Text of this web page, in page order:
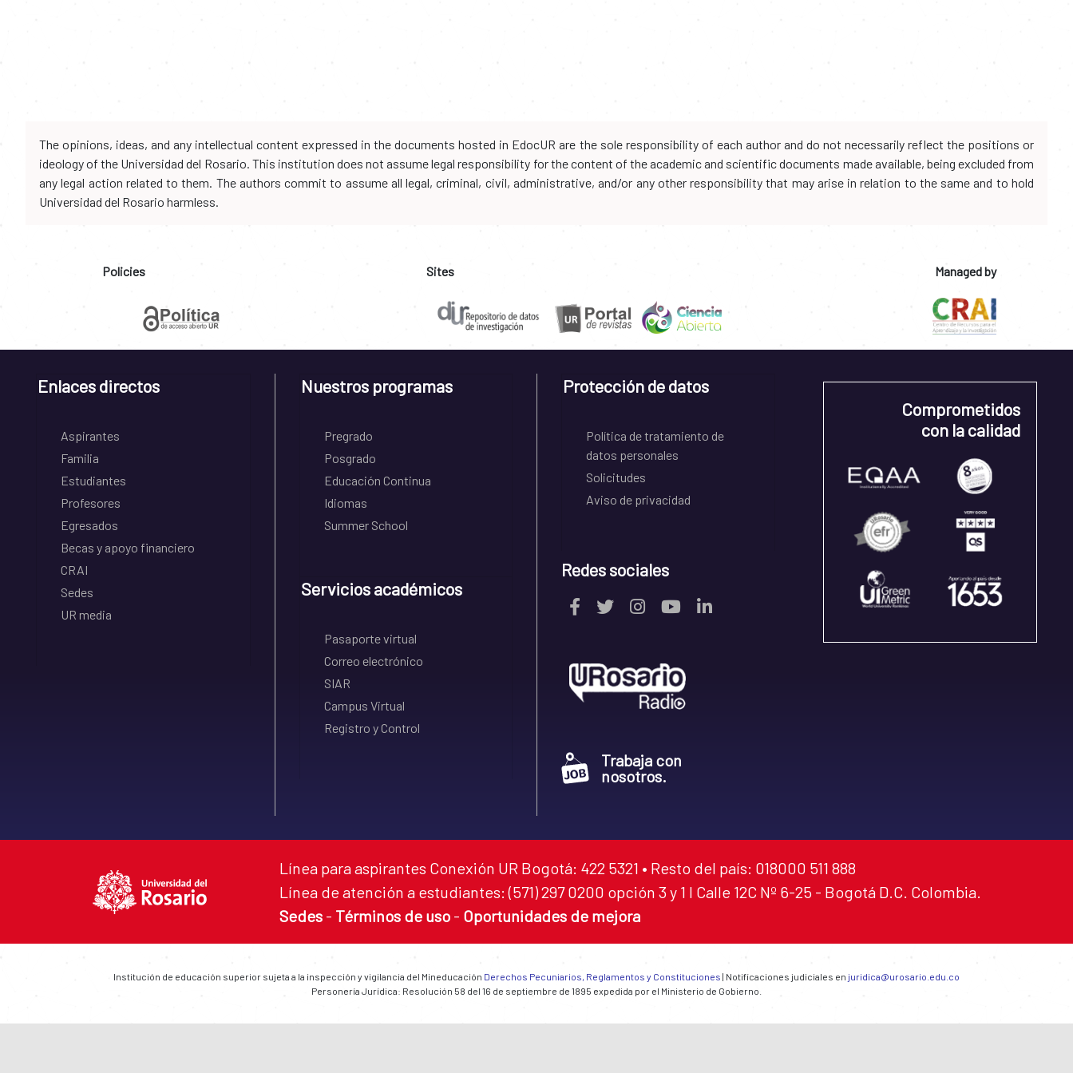
The opinions, ideas, and any intellectual content expressed in the documents hosted in EdocUR are the sole responsibility of each author and do not necessarily reflect the positions or
ideology of the Universidad del Rosario. This institution does not assume legal responsibility for the content of the academic and scientific documents made available, being excluded from
any legal action related to them. The authors commit to assume all legal, criminal, civil, administrative, and/or any other responsibility that may arise in relation to the same and to hold
Universidad del Rosario harmless.
Policies Sites Managed by
Enlaces directos
Aspirantes
Familia
Estudiantes
Profesores
Egresados
Becas y apoyo financiero
CRAI
Sedes
UR media
Nuestros programas
Pregrado
Posgrado
Educación Continua
Idiomas
Summer School
Servicios académicos
Pasaporte virtual
Correo electrónico
SIAR
Campus Virtual
Registro y Control
Protección de datos
Política de tratamiento de
datos personales
Solicitudes
Aviso de privacidad
Redes sociales
Trabaja con
nosotros.
Comprometidos
con la calidad
Línea para aspirantes Conexión UR Bogotá: 422 5321 • Resto del país: 018000 511 888
Línea de atención a estudiantes: (571) 297 0200 opción 3 y 1 I Calle 12C Nº 6-25 - Bogotá D.C. Colombia.
Sedes - Términos de uso - Oportunidades de mejora
Institución de educación superior sujeta a la inspección y vigilancia del Mineducación Derechos Pecuniarios, Reglamentos y Constituciones | Notificaciones judiciales en juridica@urosario.edu.co
Personería Jurídica: Resolución 58 del 16 de septiembre de 1895 expedida por el Ministerio de Gobierno.